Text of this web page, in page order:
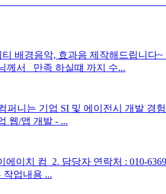
배경음악, 효과음 제작해드립니
께서 만족 하실떄 까지 수...
니는 기업 SI 및 에이전시 개발 경
웹/앱 개발 - ...
이치 컴 ​ 2. 담당자 연락처 : 010-
작업내용 ...